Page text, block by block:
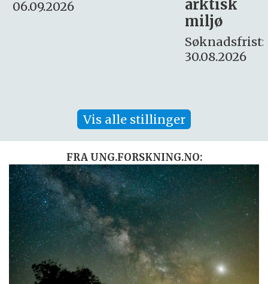
Søknadsfrist:
16. august.
Vis alle stillinger
FRA UNG.FORSKNING.NO: